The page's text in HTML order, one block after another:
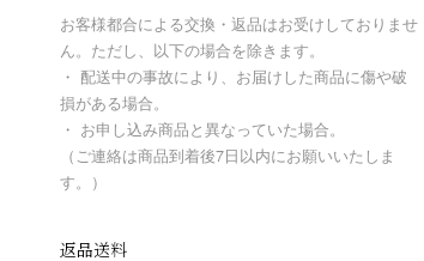
お客様都合による交換・返品はお受けしておりませ
ん。ただし、以下の場合を除きます。
・ 配送中の事故により、お届けした商品に傷や破
損がある場合。
・ お申し込み商品と異なっていた場合。
（ご連絡は商品到着後7日以内にお願いいたしま
す。）
返品送料